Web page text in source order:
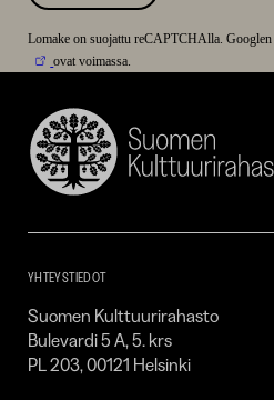
Lomake on suojattu reCAPTCHAlla. Googlen
ovat voimassa.
Suomen
Kulttuurirahasto
YHTEYSTIEDOT
Suomen Kulttuurirahasto
Bulevardi 5 A, 5. krs
PL 203, 00121 Helsinki